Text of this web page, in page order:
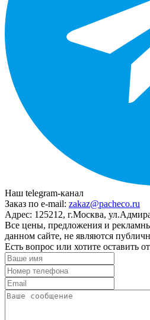
Наш telegram-канал
Заказ по e-mail: zakaz@pacheco.ru
Адрес: 125212, г.Москва,
Все цены, предложения и
данном сайте, не являются
Есть вопрос или хотите оставить